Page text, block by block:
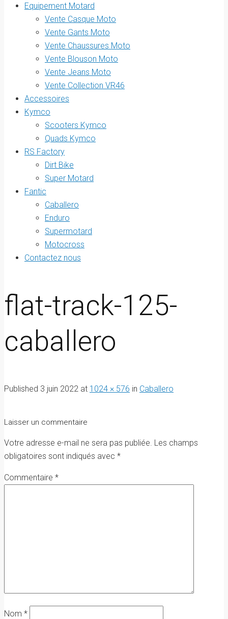
Equipement Motard
Vente Casque Moto
Vente Gants Moto
Vente Chaussures Moto
Vente Blouson Moto
Vente Jeans Moto
Vente Collection VR46
Accessoires
Kymco
Scooters Kymco
Quads Kymco
RS Factory
Dirt Bike
Super Motard
Fantic
Caballero
Enduro
Supermotard
Motocross
Contactez nous
flat-track-125-
caballero
Published 3 juin 2022 at 1024 × 576 in Caballero
Laisser un commentaire
Votre adresse e-mail ne sera pas publiée. Les champs
obligatoires sont indiqués avec *
Commentaire *
Nom *